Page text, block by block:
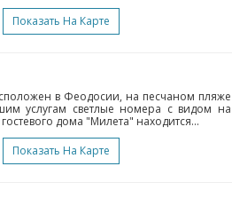
Показать На Карте
в Феодосии, на песчаном пляже
услугам светлые номера с видом на
дома "Милета" находится...
Показать На Карте